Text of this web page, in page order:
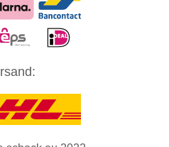
finden Sie in unserer
unsere Website besuchen zu